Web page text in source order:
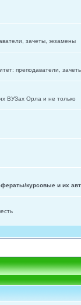
зачеты, экзамены
преподаватели,
ВУЗах Орла и не только
курсовые и их